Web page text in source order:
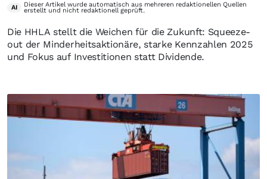
Die HHLA stellt die Weichen für die Zukunft: Squeeze-
out der Minderheitsaktionäre, starke Kennzahlen 2025
und Fokus auf Investitionen statt Dividende.
AI Dieser Artikel wurde automatisch aus mehreren redaktionellen Quellen
erstellt und nicht redaktionell geprüft.